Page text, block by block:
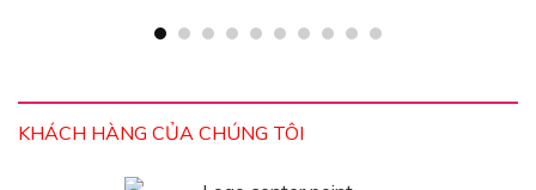
KHÁCH HÀNG CỦA CHÚNG TÔI